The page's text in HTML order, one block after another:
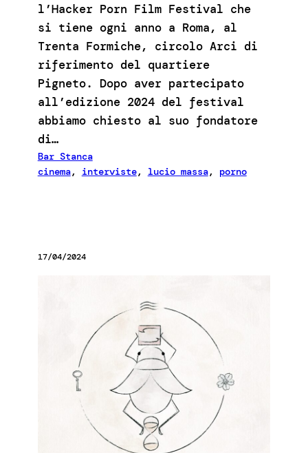
l’Hacker Porn Film Festival che
si tiene ogni anno a Roma, al
Trenta Formiche, circolo Arci di
riferimento del quartiere
Pigneto. Dopo aver partecipato
all’edizione 2024 del festival
abbiamo chiesto al suo fondatore
di…
Bar Stanca
cinema, interviste, lucio massa, porno
17/04/2024